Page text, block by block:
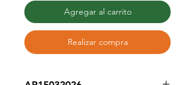
Agregar al carrito
Realizar compra